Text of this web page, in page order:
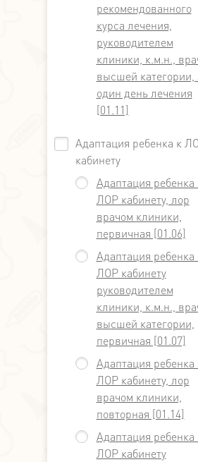
рекомендованного
курса лечения,
руководителем
клиники, к.м.н.,
высшей категории,
один день лечения
[01.11]
Адаптация ребенка к
кабинету
Адаптация ребенка
ЛОР кабинету, лор
врачом клиники,
первичная [01.06]
Адаптация ребенка
ЛОР кабинету
руководителем
клиники, к.м.н.,
высшей категории,
первичная [01.07]
Адаптация ребенка
ЛОР кабинету, лор
врачом клиники,
повторная [01.14]
Адаптация ребенка
ЛОР кабинету